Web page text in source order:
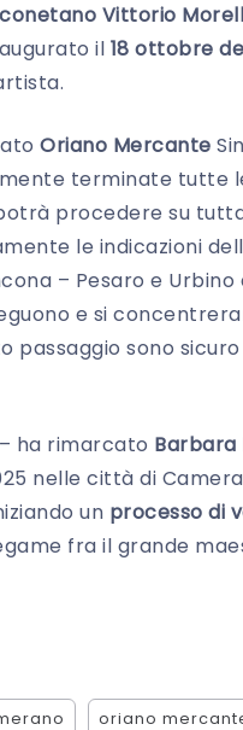
Vittorio
il 18 ottobre
Oriano Mercante
terminate
procedere su
le indicazioni
– Pesaro e
e si
sono
ha rimarcato Barbara
nelle città di
un processo di
fra il grande
oriano